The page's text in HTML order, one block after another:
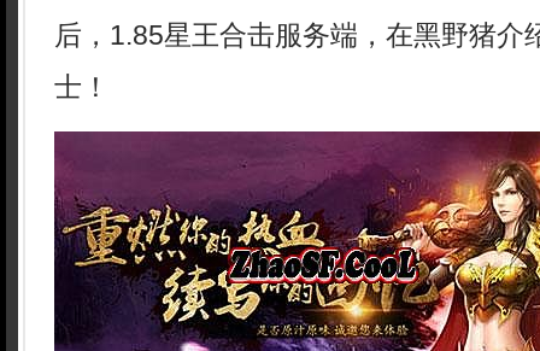
后，1.85星王合击服务端，在黑野猪介
士！